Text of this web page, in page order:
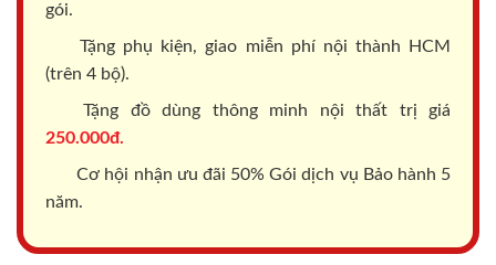
gói.
Tặng phụ kiện, giao miễn phí nội thành HCM
(trên 4 bộ).
Tặng đồ dùng thông minh nội thất trị giá
250.000đ.
Cơ hội nhận ưu đãi 50% Gói dịch vụ Bảo hành 5
năm.